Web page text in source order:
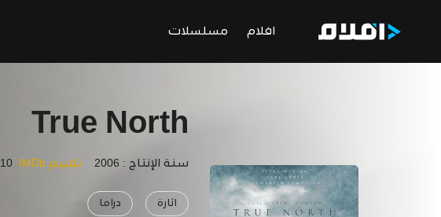
افلام مسلسلات
True North
سنة الإنتاج : 2006 تقييم IMDb 10 /
اثارة دراما